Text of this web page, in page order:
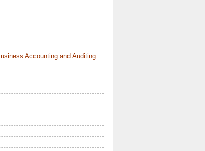
Accounting and Auditing